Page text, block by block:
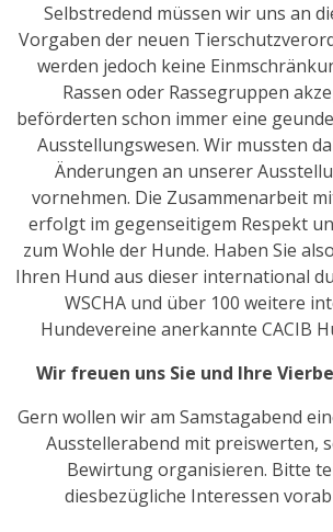
Selbstredend müssen wir uns an
Vorgaben der neuen
werden jedoch keine
Rassen oder Rassegruppen
beförderten schon immer eine
Ausstellungswesen. Wir mussten
Änderungen an unserer
vornehmen. Die Zusammenarbeit
erfolgt im gegenseitigem Respekt
zum Wohle der Hunde. Haben Sie
Ihren Hund aus dieser international
WSCHA und über 100 weitere
Hundevereine anerkannte CACIB
Wir freuen uns Sie und Ihre
Gern wollen wir am Samstagabend
Ausstellerabend mit preiswerten,
Bewirtung organisieren. Bitte
diesbezügliche Interessen